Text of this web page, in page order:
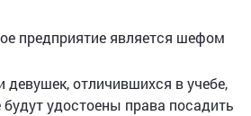
предприятие является шефом
отличившихся в учебе,
будут удостоены права посадить